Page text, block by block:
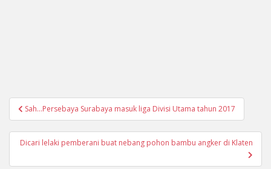
Navigasi
pos
Sah…Persebaya Surabaya masuk liga Divisi Utama tahun 2017
Dicari lelaki pemberani buat nebang pohon bambu angker di Klaten